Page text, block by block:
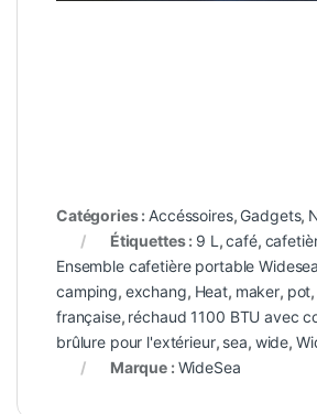
Catégories : Accéssoires, Gadgets,
Étiquettes : 9 L ,café,
Ensemble cafetière portable
camping, exchang, Heat, maker, pot,
française, réchaud 1100 BTU avec
brûlure pour l'extérieur, sea, wide,
Marque : WideSea